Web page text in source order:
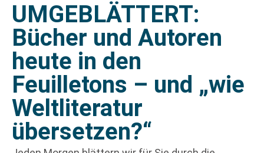
UMGEBLÄTTERT:
Bücher und Autoren
heute in den
Feuilletons – und „wie
Weltliteratur
übersetzen?“